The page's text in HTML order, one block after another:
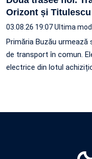
Orizont și Titulescu
03.08.26 19:07Ultima
Primăria Buzău
de transport în comun.
electrice din lotul